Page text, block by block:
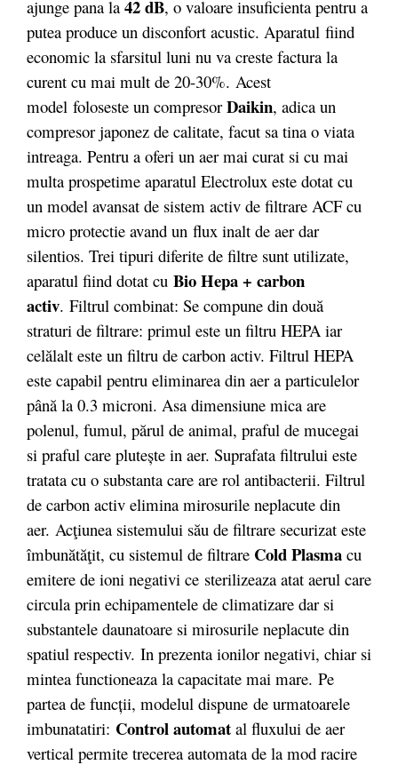
ajunge pana la 42 dB, o valoare insuficienta pentru a
putea produce un disconfort acustic. Aparatul fiind
economic la sfarsitul luni nu va creste factura la
curent cu mai mult de 20-30%. Acest
model foloseste un compresor Daikin, adica un
compresor japonez de calitate, facut sa tina o viata
intreaga. Pentru a oferi un aer mai curat si cu mai
multa prospetime aparatul Electrolux este dotat cu
un model avansat de sistem activ de filtrare ACF cu
micro protectie avand un flux inalt de aer dar
silentios. Trei tipuri diferite de filtre sunt utilizate,
aparatul fiind dotat cu Bio Hepa+ carbon
activ. Filtrul combinat: Se compune din două
straturi de filtrare: primul este un filtru HEPA iar
celălalt este un filtru de carbon activ. Filtrul HEPA
este capabil pentru eliminarea din aer a particulelor
până la 0.3 microni. Asa dimensiune mica are
polenul, fumul, părul de animal, praful de mucegai
si praful care pluteşte in aer. Suprafata filtrului este
tratata cu o substanta care are rol antibacterii. Filtrul
de carbon activ elimina mirosurile neplacute din
aer. Acţiunea sistemului său de filtrare securizat este
îmbunătăţit, cu sistemul de filtrare Cold Plasma cu
emitere de ioni negativi ce sterilizeaza atat aerul care
circula prin echipamentele de climatizare dar si
substantele daunatoare si mirosurile neplacute din
spatiul respectiv. In prezenta ionilor negativi, chiar si
mintea functioneaza la capacitate mai mare. Pe
partea de funcții, modelul dispune de urmatoarele
imbunatatiri: Control automat al fluxului de aer
vertical permite trecerea automata de la mod racire